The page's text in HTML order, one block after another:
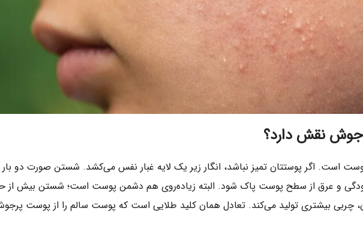
جوش نقش دارد؟
اگر پوستتان تمیز نباشد، انگار زیر یک لایه غبار نفس می‌کشد. شستن صورت دو بار
و عرق از سطح پوست پاک شود. البته زیاده‌روی هم دشمن پوست است؛ شستن بیش از
چربی بیشتری تولید می‌کند. تعادل همان کلید طلایی است که پوست سالم را از پوست